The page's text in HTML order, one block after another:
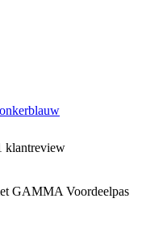
klantreview
GAMMA Voordeelpas